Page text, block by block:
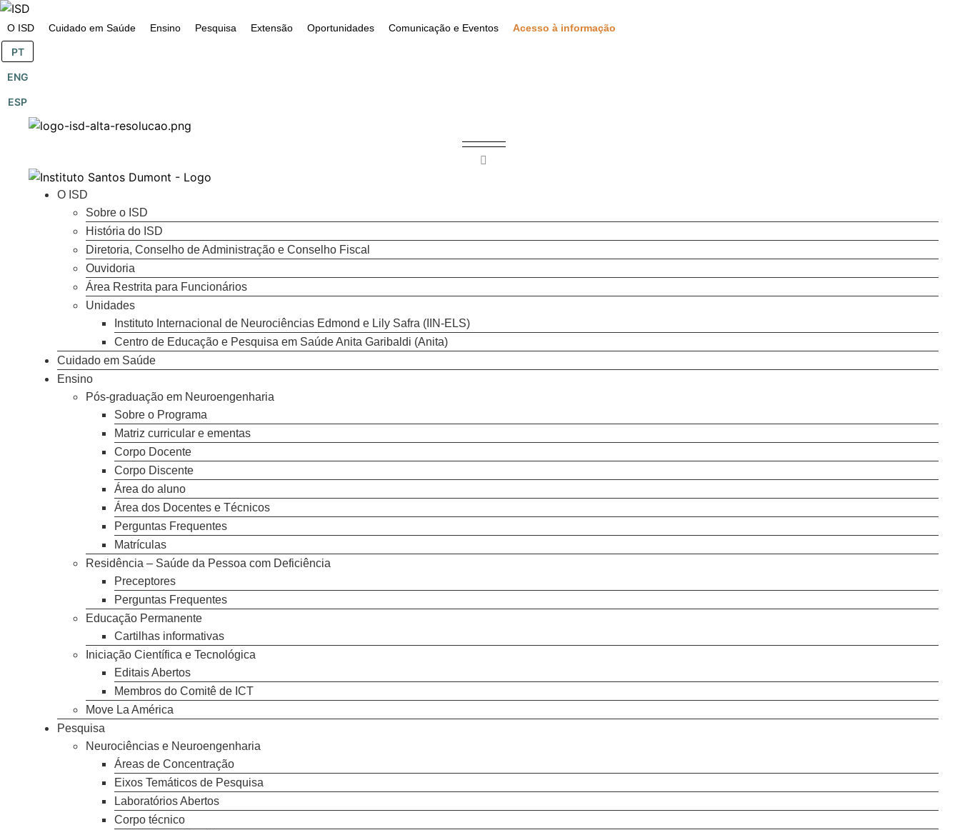
conteúdo
O ISD Cuidado em Saúde Ensino Pesquisa Extensão Oportunidades Comunicação e Eventos Acesso à informação
PT
ENG
ESP
O ISD
Sobre o ISD
História do ISD
Diretoria, Conselho de Administração e Conselho Fiscal
Ouvidoria
Área Restrita para Funcionários
Unidades
Instituto Internacional de Neurociências Edmond e Lily Safra (IIN-ELS)
Centro de Educação e Pesquisa em Saúde Anita Garibaldi (Anita)
Cuidado em Saúde
Ensino
Pós-graduação em Neuroengenharia
Sobre o Programa
Matriz curricular e ementas
Corpo Docente
Corpo Discente
Área do aluno
Área dos Docentes e Técnicos
Perguntas Frequentes
Matrículas
Residência – Saúde da Pessoa com Deficiência
Preceptores
Perguntas Frequentes
Educação Permanente
Cartilhas informativas
Iniciação Científica e Tecnológica
Editais Abertos
Membros do Comitê de ICT
Move La América
Pesquisa
Neurociências e Neuroengenharia
Áreas de Concentração
Eixos Temáticos de Pesquisa
Laboratórios Abertos
Corpo técnico